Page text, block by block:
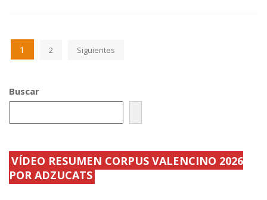
b
o
k
ar
r
1 2 Siguientes
Buscar
VÍDEO RESUMEN CORPUS VALENCINO 2026
POR ADZUCATS